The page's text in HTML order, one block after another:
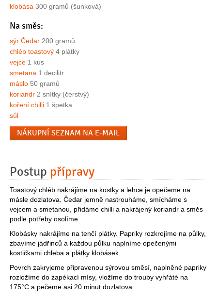
klobása 300 gramů (šunková)
Na směs:
sýr Čedar 200 gramů
chléb toastový 4 plátky
vejce 1 kus
smetana 1 decilitr
máslo 50 gramů
koriandr 2 snítky (čerstvý)
koření chilli 1 špetka
sůl
NÁKUPNÍ SEZNAM NA E-MAIL
Postup přípravy
Toastový chléb nakrájíme na kostky a lehce je opečeme na
másle dozlatova. Čedar jemně nastrouháme, smícháme s
vejcem a smetanou, přidáme chilli a nakrájený koriandr a směs
podle potřeby osolíme.
Klobásky nakrájíme na tenčí plátky. Papriky rozkrojíme na půlky,
zbavíme jádřinců a každou půlku naplníme opečenými
kostičkami chleba a plátky klobásek.
Povrch zakryjeme připravenou sýrovou směsí, naplněné papriky
rozložíme do zapékací mísy, vložíme do trouby vyhřáté na
175°C a pečeme asi 20 minut dozlatova.